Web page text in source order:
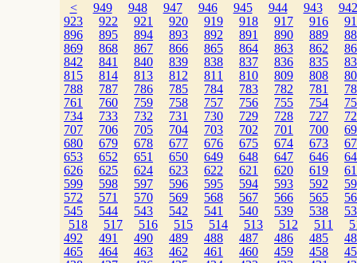
<
949 948 947 946 945 944 943 942
923
922 921 920 919 918 917 916
896
895 894 893 892 891 890 889
869
868 867 866 865 864 863 862
842
841 840 839 838 837 836 835
815
814 813 812 811 810 809 808
788
787 786 785 784 783 782 781
761
760 759 758 757 756 755 754
734
733 732 731 730 729 728 727
707
706 705 704 703 702 701 700
680
679 678 677 676 675 674 673
653
652 651 650 649 648 647 646
626
625 624 623 622 621 620 619
599
598 597 596 595 594 593 592
572
571 570 569 568 567 566 565
545
544 543 542 541 540 539 538
518
517 516 515 514 513 512 511
492
491 490 489 488 487 486 485
465
464 463 462 461 460 459 458